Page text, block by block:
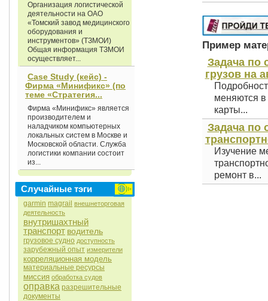
Организация логистической
деятельности на ОАО
«Томский завод медицинского
оборудования и
инструментов» (ТЗМОИ)
Общая информация ТЗМОИ
осуществляет...
Case Study (кейс) -
Фирма «Минификс» (по
теме «Стратегия...
Фирма «Минификс» является
производителем и
наладчиком компьютерных
локальных систем в Москве и
Московской области. Служба
логистики компании состоит
из...
Случайные тэги
garmin magrail внешнеторговая
деятельность
внутришахтный
транспорт водитель
грузовое судно доступность
зарубежный опыт измерители
корреляционная модель
материальные ресурсы
миссия обработка судов
оправка разрешительные
документы
Пример
Задача по
грузов на
меняются в
карты...
Задача по
Изучение
ремонт в...